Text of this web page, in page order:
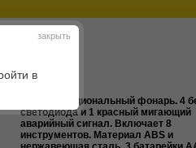
MO-KC6859
Многофункциональный фонарь. 4
светодиода и 1 красный мигающий
аварийный сигнал. Включает 8
инструментов. Материал ABS и
закрыть
в